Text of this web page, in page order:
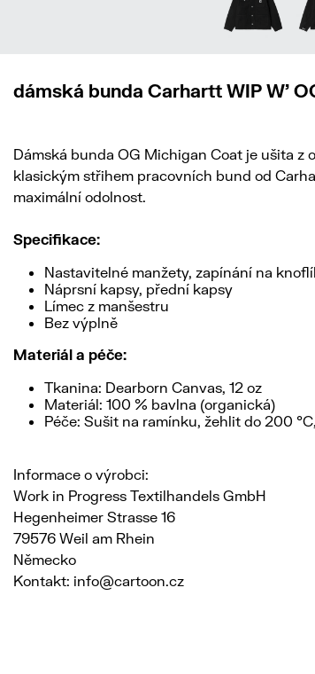
dámská bunda Carhartt WIP W'
Dámská bunda OG Michigan Coat je ušita z
klasickým střihem pracovních bund od
maximální odolnost.
Specifikace:
Nastavitelné manžety, zapínání na
Náprsní kapsy, přední kapsy
Límec z manšestru
Bez výplně
Materiál a péče:
Tkanina: Dearborn Canvas, 12 oz
Materiál: 100 % bavlna (organická)
Péče: Sušit na ramínku, žehlit do 200
Informace o výrobci:
Work in Progress Textilhandels GmbH
Hegenheimer Strasse 16
79576 Weil am Rhein
Německo
Kontakt: info@cartoon.cz